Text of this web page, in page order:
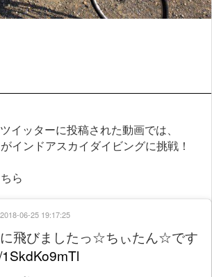
イッターに投稿された動画では、
インドアスカイダイビングに挑戦！
ら
飛びましたっ☆ちぃたん☆です
2018-06-25 19:17:25